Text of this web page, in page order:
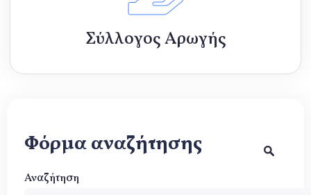
Σύλλογος Αρωγής
Φόρμα αναζήτησης
Αναζήτηση